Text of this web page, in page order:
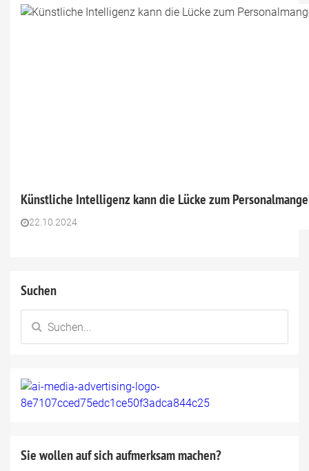
Künstliche Intelligenz kann die Lücke zum
22.10.2024
Suchen
Sie wollen auf sich aufmerksam machen?